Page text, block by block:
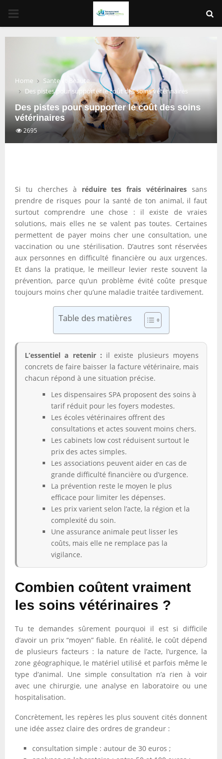
PRIMARY
MENU
Home
Sante et Beaute
Des pistes pour supporter le coût des soins vétérinaires
Des pistes pour supporter le coût des soins
vétérinaires
2695
Si tu cherches à réduire tes frais vétérinaires sans
prendre de risques pour la santé de ton animal, il faut
surtout comprendre une chose : il existe de vraies
solutions, mais elles ne se valent pas toutes. Certaines
permettent de payer moins cher une consultation, une
vaccination ou une stérilisation. D’autres sont réservées
aux personnes en difficulté financière ou aux urgences.
Et dans la pratique, le meilleur levier reste souvent la
prévention, parce qu’un problème évité coûte presque
toujours moins cher qu’une maladie traitée tardivement.
Table des matières
L’essentiel a retenir : il existe plusieurs moyens
concrets de faire baisser la facture vétérinaire, mais
chacun répond à une situation précise.
Les dispensaires SPA proposent des soins à
tarif réduit pour les foyers modestes.
Les écoles vétérinaires offrent des
consultations et actes souvent moins chers.
Les cabinets low cost réduisent surtout le
prix des actes simples.
Les associations peuvent aider en cas de
grande difficulté financière ou d’urgence.
La prévention reste le moyen le plus
efficace pour limiter les dépenses.
Les prix varient selon l’acte, la région et la
complexité du soin.
Une assurance animale peut lisser les
coûts, mais elle ne remplace pas la
vigilance.
Combien coûtent vraiment
les soins vétérinaires ?
Tu te demandes sûrement pourquoi il est si difficile
d’avoir un prix “moyen” fiable. En réalité, le coût dépend
de plusieurs facteurs : la nature de l’acte, l’urgence, la
zone géographique, le matériel utilisé et parfois même le
type d’animal. Une simple consultation n’a rien à voir
avec une chirurgie, une analyse en laboratoire ou une
hospitalisation.
Concrètement, les repères les plus souvent cités donnent
une idée assez claire des ordres de grandeur :
consultation simple : autour de 30 euros ;